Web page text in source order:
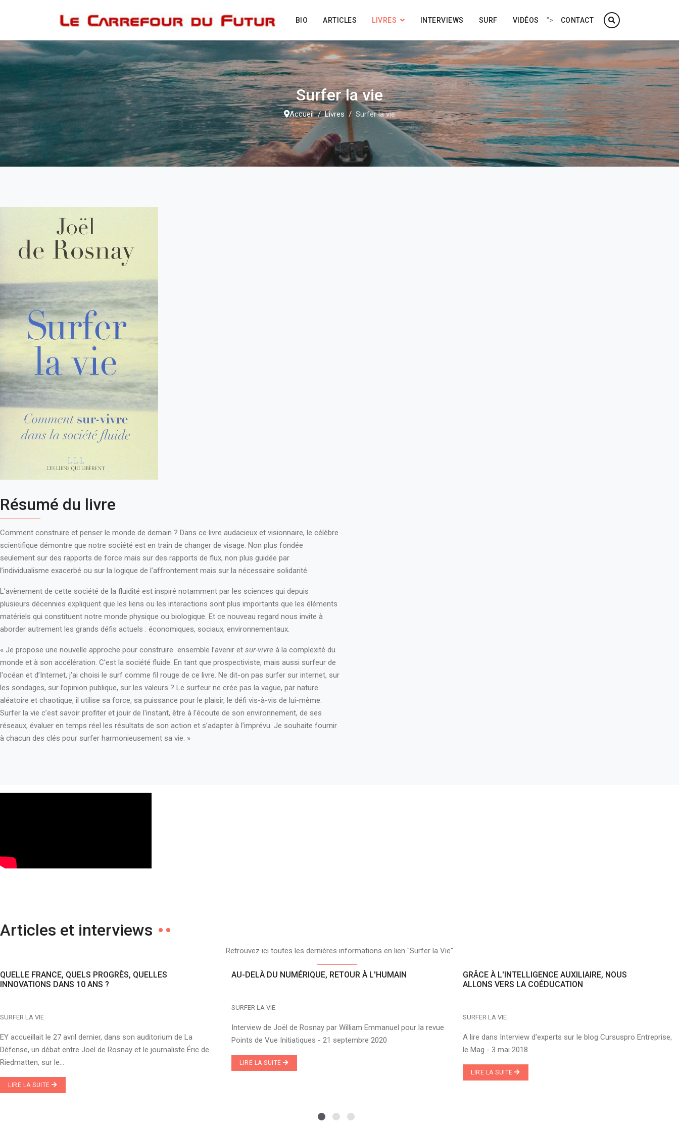
BIO ARTICLES LIVRES INTERVIEWS SURF VIDÉOS "> CONTACT
Surfer la vie
Accueil Livres Surfer la vie
Résumé du livre
Comment construire et penser le monde de demain ? Dans ce livre audacieux et visionnaire, le célèbre
scientifique démontre que notre société est en train de changer de visage. Non plus fondée
seulement sur des rapports de force mais sur des rapports de flux, non plus guidée par
l’individualisme exacerbé ou sur la logique de l’affrontement mais sur la nécessaire solidarité.
L’avènement de cette société de la fluidité est inspiré notamment par les sciences qui depuis
plusieurs décennies expliquent que les liens ou les interactions sont plus importants que les éléments
matériels qui constituent notre monde physique ou biologique. Et ce nouveau regard nous invite à
aborder autrement les grands défis actuels : économiques, sociaux, environnementaux.
« Je propose une nouvelle approche pour construire ensemble l’avenir et sur-vivre à la complexité du
monde et à son accélération. C’est la société fluide. En tant que prospectiviste, mais aussi surfeur de
l'océan et d’Internet, j'ai choisi le surf comme fil rouge de ce livre. Ne dit-on pas surfer sur internet, sur
les sondages, sur l’opinion publique, sur les valeurs ? Le surfeur ne crée pas la vague, par nature
aléatoire et chaotique, il utilise sa force, sa puissance pour le plaisir, le défi vis-à-vis de lui-même.
Surfer la vie c’est savoir profiter et jouir de l'instant, être à l'écoute de son environnement, de ses
réseaux, évaluer en temps réel les résultats de son action et s’adapter à l’imprévu. Je souhaite fournir
à chacun des clés pour surfer harmonieusement sa vie. »
Articles et interviews
Retrouvez ici toutes les dernières informations en lien "Surfer la Vie"
QUELLE FRANCE, QUELS PROGRÈS, QUELLES
INNOVATIONS DANS 10 ANS ?
SURFER LA VIE
EY accueillait le 27 avril dernier, dans son auditorium de La
Défense, un débat entre Joël de Rosnay et le journaliste Éric de
Riedmatten, sur le...
LIRE LA SUITE
AU-DELÀ DU NUMÉRIQUE, RETOUR À L'HUMAIN
SURFER LA VIE
Interview de Joël de Rosnay par William Emmanuel pour la revue
Points de Vue Initiatiques - 21 septembre 2020
LIRE LA SUITE
GRÂCE À L'INTELLIGENCE AUXILIAIRE, NOUS
ALLONS VERS LA COÉDUCATION
SURFER LA VIE
A lire dans Interview d'experts sur le blog Cursuspro Entreprise,
le Mag - 3 mai 2018
LIRE LA SUITE